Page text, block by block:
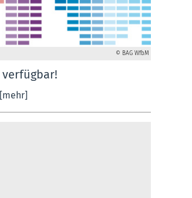
© BAG WfbM
verfügbar!
[mehr]